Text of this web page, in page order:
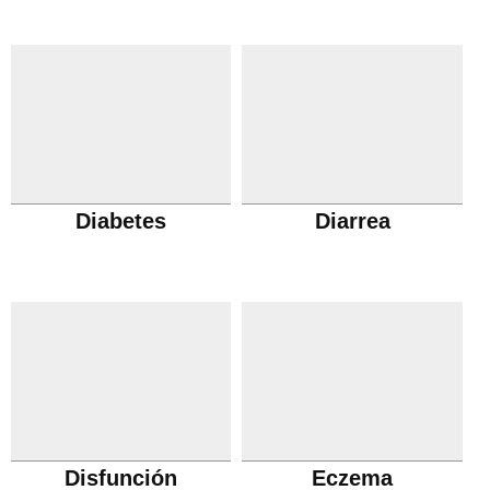
Diabetes Diarrea
Disfunción Eczema